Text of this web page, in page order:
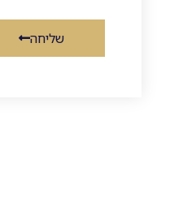
שליחה